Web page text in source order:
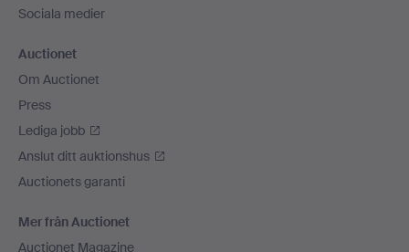
Sociala medier
Auctionet
Om Auctionet
Press
Lediga jobb
Anslut ditt auktionshus
Auctionets garanti
Mer från Auctionet
Auctionet Magazine